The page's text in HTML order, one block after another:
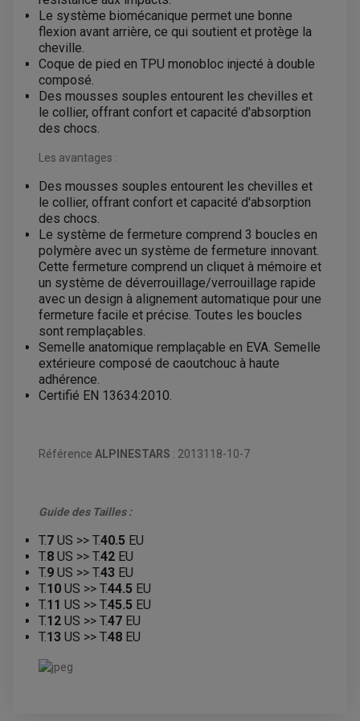
ACCESSOIRE + VISSERIE FREINAGE
DISQUE DE FREIN
PLAQUETTE DE FREIN
KIT DURITE DE FREIN
KIT DURITE D'EMBRAYAGE MOTO
KIT RÉPARATION ÉTRIER DE FREIN
KIT RÉPARATION MAÎTRE CYLINDRE
MAÎTRE CYLINDRE
HUILE ET PRODUIT D'ENTRETIEN
PRODUIT D'ENTRETIEN
PARTIE CYCLE
ARAIGNÉE / SUPPORT CARÉNAGE
BULLE / PARE-BRISE
CÂBLE ACCÉLÉRATEUR
CABLE D'EMBRAYAGE
KIT RABAISSEMENT MOTO
KIT STREET BIKE
LEVIER DE FREIN
LEVIER D'EMBRAYAGE
OPTIQUE TYPE ORIGINE
PÉDALE DE FREIN
REPOSE PIED TYPE ORIGINE
RETROVISEUR MOTO TYPE ORIGINE
SÉLECTEUR DE VITESSE
PRODUIT ENTRETIEN
FILTRE A AIR
FILTRE A HUILE
BOUGIE SCOOTER
FILTRE A AIR K&N
HUILE ET LUBRIFIANTS SCOOTER
HUILE SCOOTER
PRODUIT D'ENTRETIEN SCOOTER
PARTIE CYCLE
BULLE / PARE-BRISE
LEVIER DE FREIN
RÉTROVISEUR TYPE ORIGINE
PIÈCE MOTEUR
GALET DE VARIATEUR
COURROIE
POMPE A ESSENCE
HUILE POUR QUAD
PRODUIT D'ENTRETIEN QUAD
JANTES / ACCESSOIRES QUAD ET SSV
CHAÎNE A NEIGE QUAD-SSV
CHAÎNES A NEIGE
CHAMBRE A AIR QUAD ET SSV
CLOUS / CRAMPON VISSABLE
ÉLARGISSEURES DE VOIES QUAD
JANTES QUAD ET SSV
ACCESSOIRES FREINAGE
DISQUE DE FREIN AVANT
DISQUE DE FREIN ARRIÈRE
PLAQUETTE DE FREIN
KIT RÉPARATION PÉDALE DE FREIN
KIT RÉPARATION MAÎTRE CYLINDRE
KIT RÉPARATION ÉTRIER DE FREIN
ROULEMENT MOTO CROSS ET ENDURO
ROULEMENT D'AMORTISSEUR
ROULEMENT COLONNE DE DIRECTION
ROULEMENT BRAS OSCILLANT
Le système biomécanique permet une bonne
flexion avant arrière, ce qui soutient et protège la
cheville.
Coque de pied en TPU monobloc injecté à double
composé.
Des mousses souples entourent les chevilles et
le collier, offrant confort et capacité d'absorption
des chocs.
Les avantages :
Des mousses souples entourent les chevilles et
le collier, offrant confort et capacité d'absorption
des chocs.
Le système de fermeture comprend 3 boucles en
polymère avec un système de fermeture innovant.
Cette fermeture comprend un cliquet à mémoire et
un système de déverrouillage/verrouillage rapide
avec un design à alignement automatique pour une
fermeture facile et précise. Toutes les boucles
sont remplaçables.
Semelle anatomique remplaçable en EVA. Semelle
extérieure composé de caoutchouc à haute
adhérence.
Certifié EN 13634:2010.
Référence ALPINESTARS : 2013118-10-7
Guide des Tailles :
T.7 US >> T.40.5 EU
T.8 US >> T.42 EU
T.9 US >> T.43 EU
T.10 US >> T.44.5 EU
T.11 US >> T.45.5 EU
T.12 US >> T.47 EU
T.13 US >> T.48 EU